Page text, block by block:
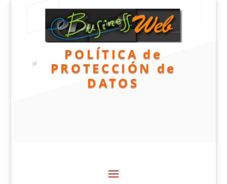
POLÍTICA de
PROTECCIÓN de
DATOS